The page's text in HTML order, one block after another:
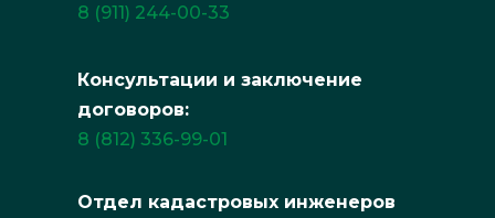
8 (911) 244-00-33
Консультации и заключение
договоров:
8 (812) 336-99-01
Отдел кадастровых инженеров